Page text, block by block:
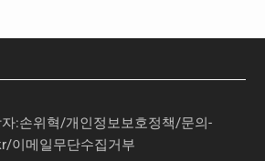
:손위혁/개인정보보호정책/문의-
/이메일무단수집거부